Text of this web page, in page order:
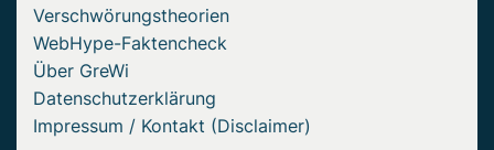
Verschwörungstheorien
WebHype-Faktencheck
Über GreWi
Datenschutzerklärung
Impressum / Kontakt (Disclaimer)